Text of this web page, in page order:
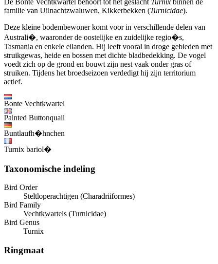
De Bonte Vechtkwartel behoort tot het geslacht Turnix binnen de
familie van Uilnachtzwaluwen, Kikkerbekken (Turnicidae).
Deze kleine bodembewoner komt voor in verschillende delen van
Australi�, waaronder de oostelijke en zuidelijke regio�s,
Tasmania en enkele eilanden. Hij leeft vooral in droge gebieden met
struikgewas, heide en bossen met dichte bladbedekking. De vogel
voedt zich op de grond en bouwt zijn nest vaak onder gras of
struiken. Tijdens het broedseizoen verdedigt hij zijn territorium
actief.
Bonte Vechtkwartel
Painted Buttonquail
Buntlaufh�hnchen
Turnix bariol�
Taxonomische indeling
Bird Order
Steltloperachtigen (Charadriiformes)
Bird Family
Vechtkwartels (Turnicidae)
Bird Genus
Turnix
Ringmaat